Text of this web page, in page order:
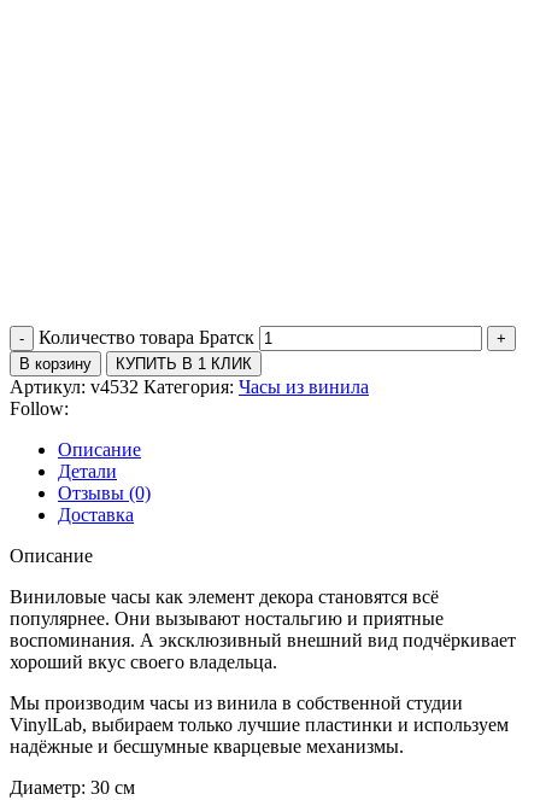
Количество товара Братск
В корзину КУПИТЬ В 1 КЛИК
Артикул: v4532 Категория: Часы из винила
Follow:
Описание
Детали
Отзывы (0)
Доставка
Описание
Виниловые часы как элемент декора становятся всё
популярнее. Они вызывают ностальгию и приятные
воспоминания. А эксклюзивный внешний вид подчёркивает
хороший вкус своего владельца.
Мы производим часы из винила в собственной студии
VinylLab, выбираем только лучшие пластинки и используем
надёжные и бесшумные кварцевые механизмы.
Диаметр: 30 см